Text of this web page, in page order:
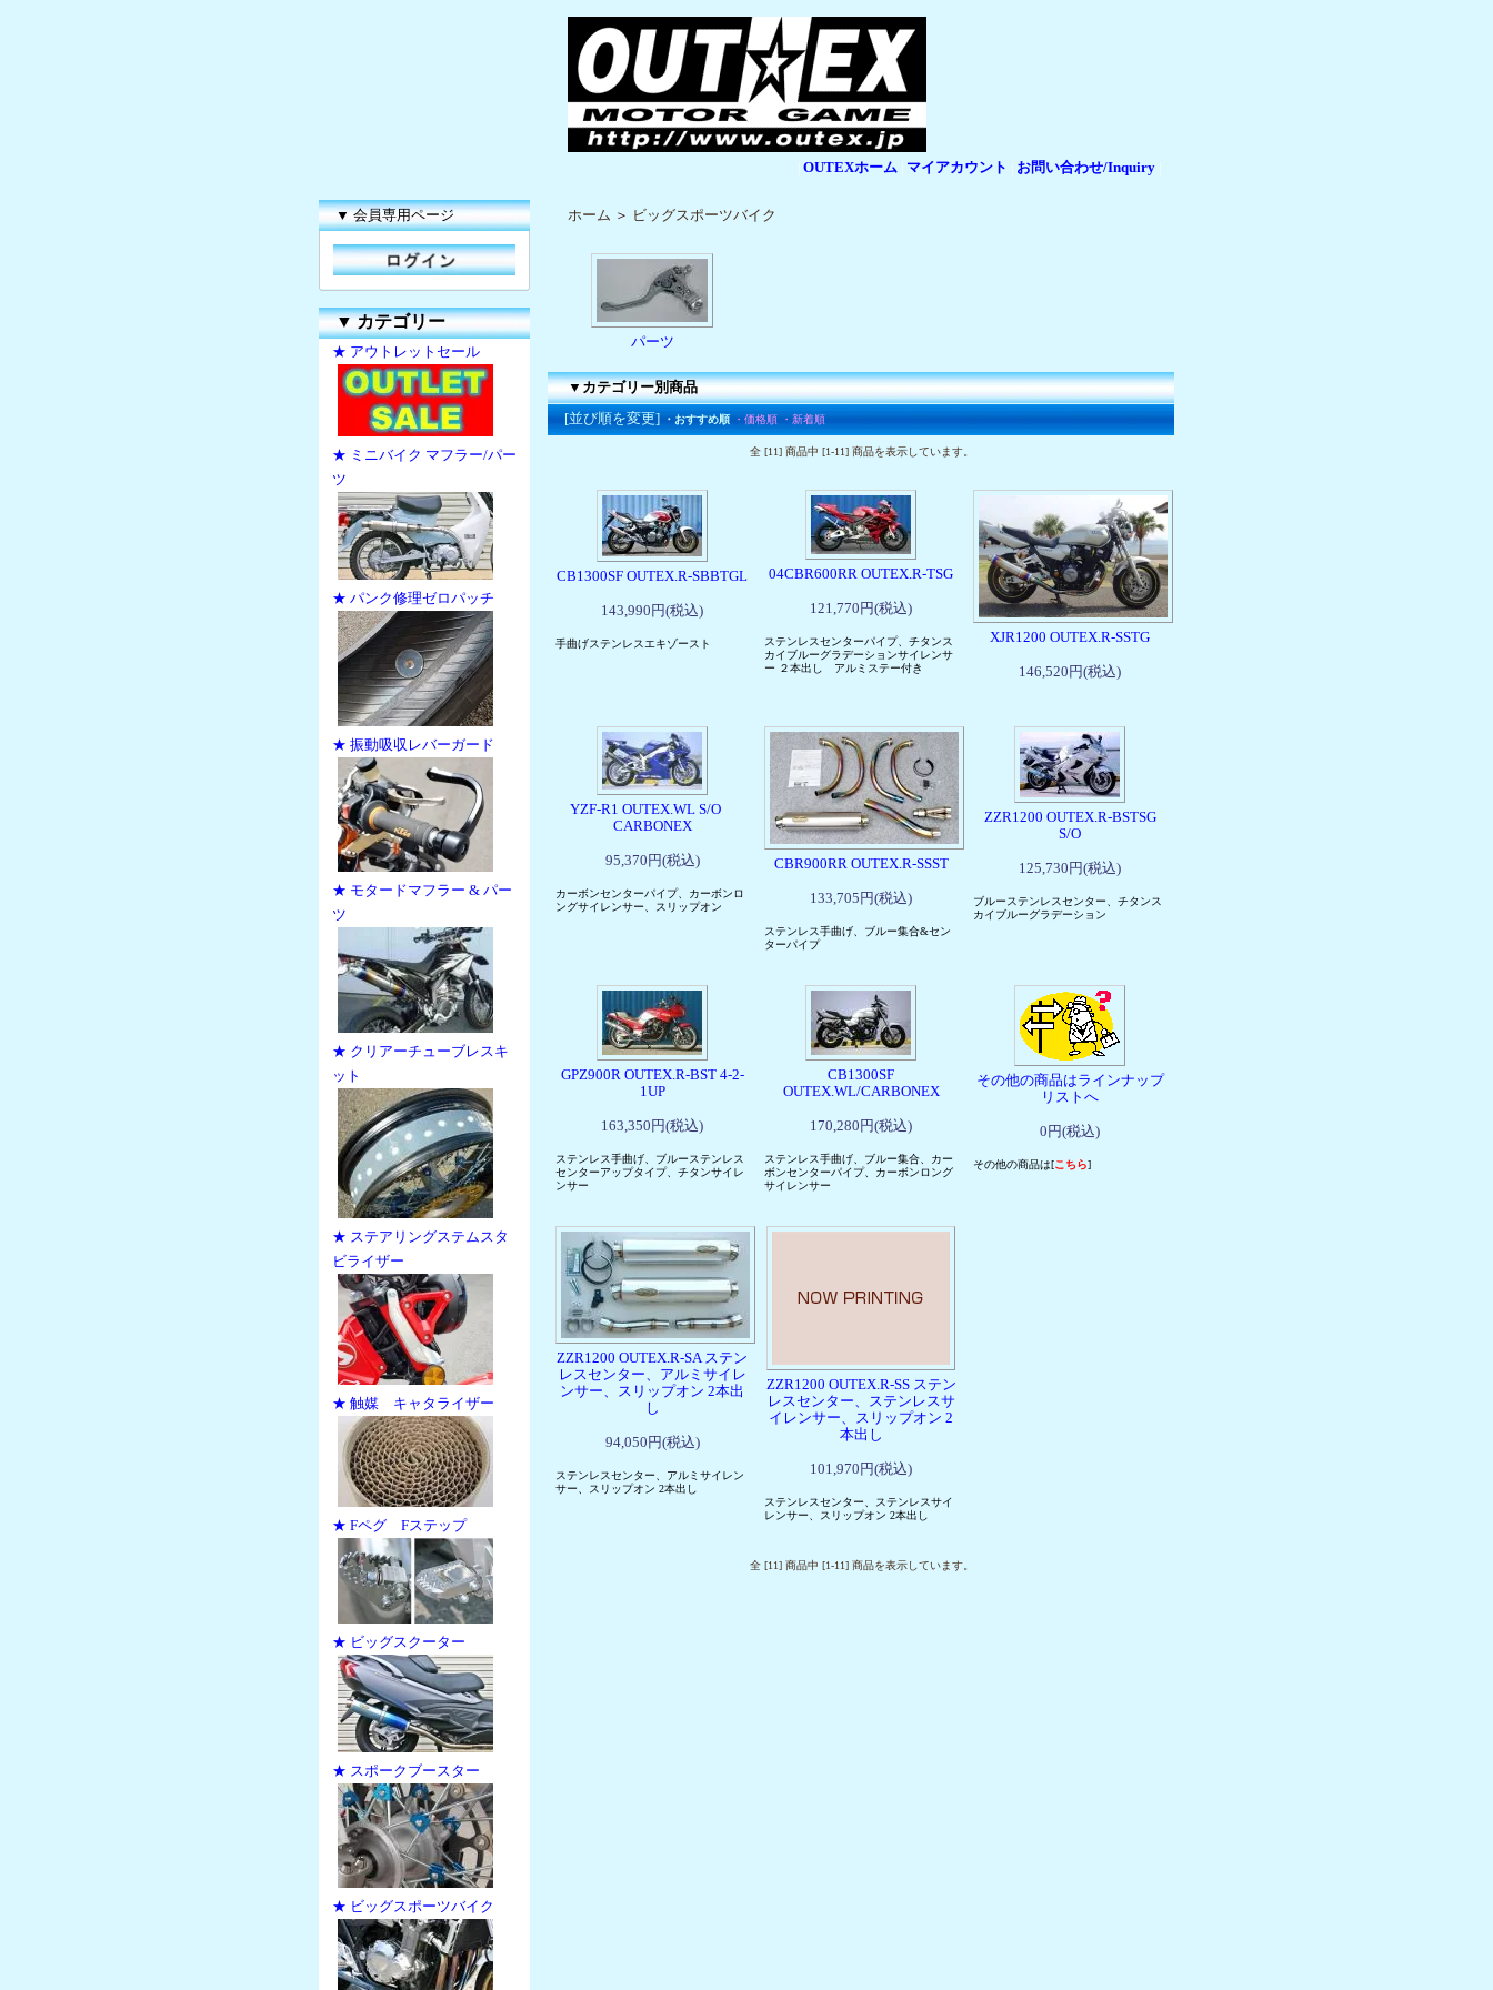
OUTEXホーム マイアカウント お問い合わせ/Inquiry
▼ 会員専用ページ
▼カテゴリー
★ アウトレットセール
★ ミニバイク マフラー/パー
ツ
★ パンク修理ゼロパッチ
★ 振動吸収レバーガード
★ モタードマフラー & パー
ツ
★ クリアーチューブレスキ
ット
★ ステアリングステムスタ
ビライザー
★ 触媒 キャタライザー
★ Fペグ Fステップ
★ ビッグスクーター
★ スポークブースター
★ ビッグスポーツバイク
ホーム ＞ ビッグスポーツバイク
パーツ
▼カテゴリー別商品
[並び順を変更]
・おすすめ順 ・価格順 ・新着順
全 [11] 商品中 [1-11] 商品を表示しています。
CB1300SF OUTEX.R-SBBTGL
143,990円(税込)
手曲げステンレスエキゾースト
04CBR600RR OUTEX.R-TSG
121,770円(税込)
ステンレスセンターパイプ、チタンス
カイブルーグラデーションサイレンサ
ー ２本出し アルミステー付き
XJR1200 OUTEX.R-SSTG
146,520円(税込)
YZF-R1 OUTEX.WL S/O
CARBONEX
95,370円(税込)
カーボンセンターパイプ、カーボンロ
ングサイレンサー、スリップオン
CBR900RR OUTEX.R-SSST
133,705円(税込)
ステンレス手曲げ、ブルー集合&セン
ターパイプ
ZZR1200 OUTEX.R-BSTSG
S/O
125,730円(税込)
ブルーステンレスセンター、チタンス
カイブルーグラデーション
GPZ900R OUTEX.R-BST 4-2-
1UP
163,350円(税込)
ステンレス手曲げ、ブルーステンレス
センターアップタイプ、チタンサイレ
ンサー
CB1300SF
OUTEX.WL/CARBONEX
170,280円(税込)
ステンレス手曲げ、ブルー集合、カー
ボンセンターパイプ、カーボンロング
サイレンサー
その他の商品はラインナップ
リストへ
0円(税込)
その他の商品は[こちら]
ZZR1200 OUTEX.R-SA ステン
レスセンター、アルミサイレ
ンサー、スリップオン 2本出
し
94,050円(税込)
ステンレスセンター、アルミサイレン
サー、スリップオン 2本出し
ZZR1200 OUTEX.R-SS ステン
レスセンター、ステンレスサ
イレンサー、スリップオン 2
本出し
101,970円(税込)
ステンレスセンター、ステンレスサイ
レンサー、スリップオン 2本出し
全 [11] 商品中 [1-11] 商品を表示しています。